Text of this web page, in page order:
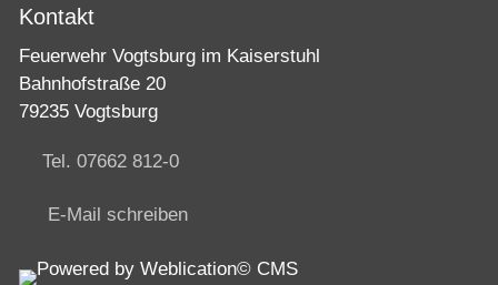
Kontakt
Feuerwehr Vogtsburg im Kaiserstuhl
Bahnhofstraße 20
79235 Vogtsburg
Tel. 07662 812-0
E-Mail schreiben